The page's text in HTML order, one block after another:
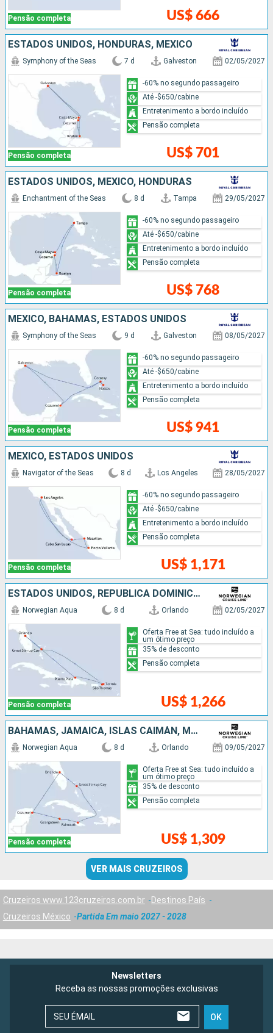
Pensão completa US$ 666
ESTADOS UNIDOS, HONDURAS, MÉXICO
Pensão completa
Symphony of the Seas 7 d Galveston 02/05/2027
US$ 701
-60% no segundo passageiro
Até -$650/cabine
Entretenimento a bordo incluído
Pensão completa
ESTADOS UNIDOS, MÉXICO, HONDURAS
Pensão completa
Enchantment of the Seas 8 d Tampa 29/05/2027
US$ 768
-60% no segundo passageiro
Até -$650/cabine
Entretenimento a bordo incluído
Pensão completa
MÉXICO, BAHAMAS, ESTADOS UNIDOS
Pensão completa
Symphony of the Seas 9 d Galveston 08/05/2027
US$ 941
-60% no segundo passageiro
Até -$650/cabine
Entretenimento a bordo incluído
Pensão completa
MÉXICO, ESTADOS UNIDOS
Pensão completa
Navigator of the Seas 8 d Los Angeles 28/05/2027
US$ 1,171
-60% no segundo passageiro
Até -$650/cabine
Entretenimento a bordo incluído
Pensão completa
ESTADOS UNIDOS, REPUBLICA DOMINICANA, BAHAMAS
Pensão completa
Norwegian Aqua 8 d Orlando 02/05/2027
US$ 1,266
Oferta Free at Sea: tudo incluído a
um ótimo preço
35% de desconto
Pensão completa
BAHAMAS, JAMAICA, ISLAS CAIMÁN, MÉXICO, ESTADOS UNIDOS
Pensão completa
Norwegian Aqua 8 d Orlando 09/05/2027
US$ 1,309
Oferta Free at Sea: tudo incluído a
um ótimo preço
35% de desconto
Pensão completa
VER MAIS CRUZEIROS
Cruzeiros www.123cruzeiros.com.br
Destinos País
Cruzeiros México
Partida Em maio 2027 - 2028
Newsletters
Receba as nossas promoções exclusivas
SEU ÉMAIL OK